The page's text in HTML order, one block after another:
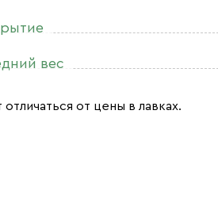
вес
от цены в лавках.